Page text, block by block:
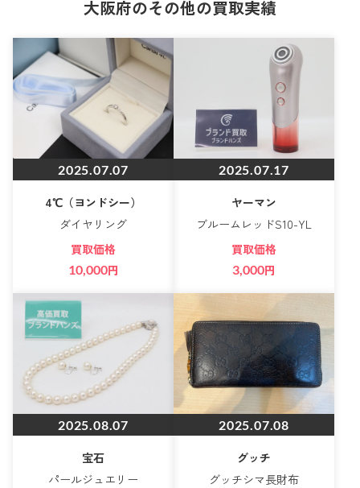
大阪府のその他の買取実績
2025.07.07
4℃（ヨンドシー）
ダイヤリング
買取価格
10,000円
2025.07.17
ヤーマン
ブルームレッドS10-YL
買取価格
3,000円
2025.08.07
宝石
パールジュエリー
2025.07.08
グッチ
グッチシマ長財布